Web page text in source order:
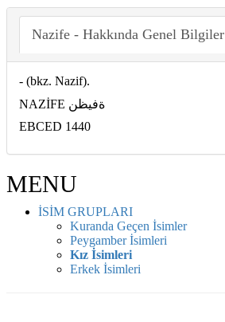
Nazife - Hakkında Genel Bilgiler
- (bkz. Nazif).
NAZİFE ةفيظن
EBCED 1440
MENU
İSİM GRUPLARI
Kuranda Geçen İsimler
Peygamber İsimleri
Kız İsimleri
Erkek İsimleri